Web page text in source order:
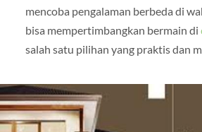
mencoba pengalaman berbeda di
bisa mempertimbangkan bermain di
salah satu pilihan yang praktis dan